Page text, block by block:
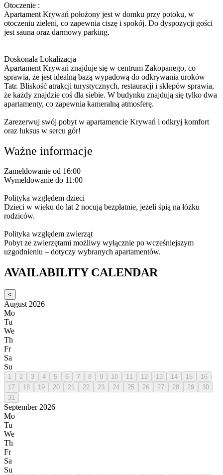
Otoczenie :
Apartament Krywań położony jest w domku przy potoku, w
otoczeniu zieleni, co zapewnia ciszę i spokój. Do dyspozycji gości
jest sauna oraz darmowy parking.
Doskonała Lokalizacja
Apartament Krywań znajduje się w centrum Zakopanego, co
sprawia, że jest idealną bazą wypadową do odkrywania uroków
Tatr. Bliskość atrakcji turystycznych, restauracji i sklepów sprawia,
że każdy znajdzie coś dla siebie. W budynku znajdują się tylko dwa
apartamenty, co zapewnia kameralną atmosferę.
Zarezerwuj swój pobyt w apartamencie Krywań i odkryj komfort
oraz luksus w sercu gór!
Ważne informacje
Zameldowanie od 16:00
Wymeldowanie do 11:00
Polityka względem dzieci
Dzieci w wieku do lat 2 nocują bezpłatnie, jeżeli śpią na łóżku
rodziców.
Polityka względem zwierząt
Pobyt ze zwierzętami możliwy wyłącznie po wcześniejszym
uzgodnieniu – dotyczy wybranych apartamentów.
AVAILABILITY CALENDAR
<
August 2026
Mo
Tu
We
Th
Fr
Sa
Su
1 2 3 4 5 6 7 8 9 10 11 12 13 14 15
16
17
18 19 20 21 22 23 24 25 26 27 28 29
30
31
September 2026
Mo
Tu
We
Th
Fr
Sa
Su